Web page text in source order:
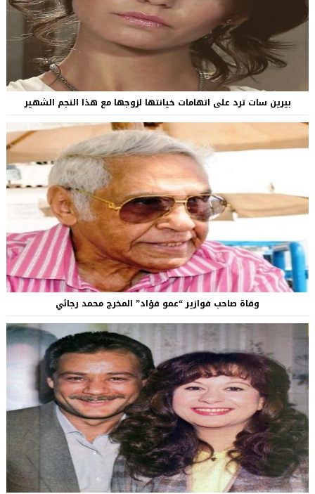
بيرين سات ترد على اتهامات خيانتها لزوجها مع هذا النجم الشهير
وفاة صاحب فوازير “عمو فؤاد” المخرج محمد رجائي